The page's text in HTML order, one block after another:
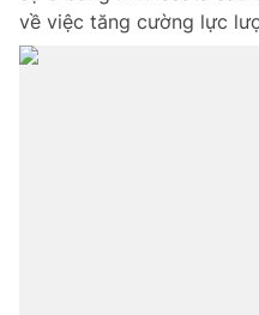
về việc tăng cường lực